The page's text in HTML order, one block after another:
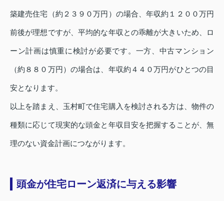
築建売住宅（約２３９０万円）の場合、年収約１２００万円
前後が理想ですが、平均的な年収との乖離が大きいため、ロ
ーン計画は慎重に検討が必要です。一方、中古マンション
（約８８０万円）の場合は、年収約４４０万円がひとつの目
安となります。
以上を踏まえ、玉村町で住宅購入を検討される方は、物件の
種類に応じて現実的な頭金と年収目安を把握することが、無
理のない資金計画につながります。
頭金が住宅ローン返済に与える影響